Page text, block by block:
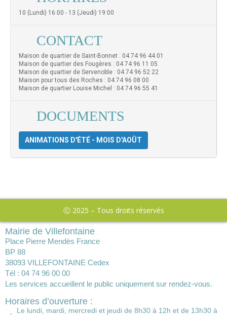
10 (Lundi) 16:00 - 13 (Jeudi) 19:00
CONTACT
Maison de quartier de Saint-Bonnet : 04 74 96 44 01
Maison de quartier des Fougères : 04 74 96 11 05
Maison de quartier de Servenoble : 04 74 96 52 22
Maison pour tous des Roches : 04 74 96 08 00
Maison de quartier Louise Michel : 04 74 96 55 41
DOCUMENTS
ANIMATIONS D'ÉTÉ - MOIS D'AOÛT
Ⓒ 2025 – Tous droits réservés
Mairie de Villefontaine
Place Pierre Mendès France
BP 88
38093 VILLEFONTAINE Cedex
Tél : 04 74 96 00 00
Les services accueillent le public uniquement sur rendez-vous.
Horaires d’ouverture :
Le lundi, mardi, mercredi et jeudi de 8h30 à 12h et de 13h30 à